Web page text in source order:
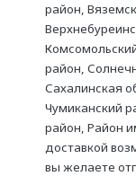
район,
район,
Сахалинская
Чумиканский
район, Район
доставкой
вы желаете